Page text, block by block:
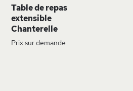
Table de repas
extensible
Chanterelle
Prix sur demande